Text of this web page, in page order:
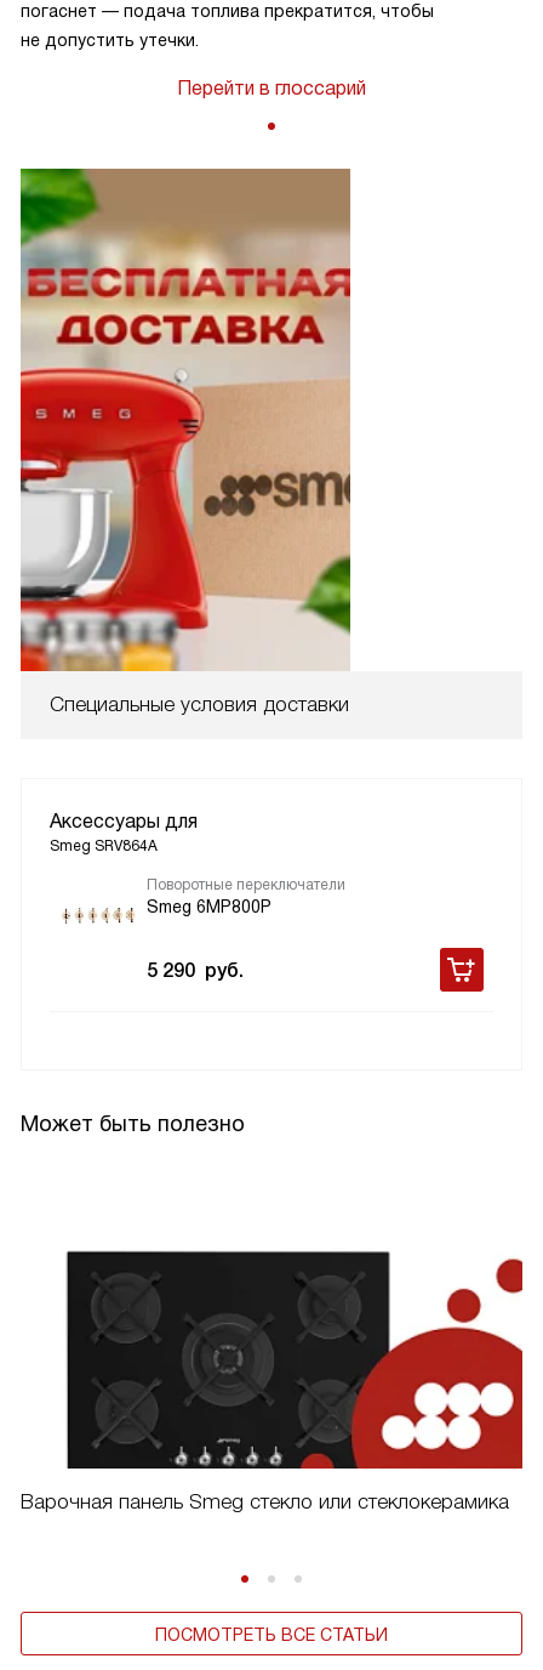
погаснет — подача топлива прекратится, чтобы
не допустить утечки.
Перейти в глоссарий
Специальные условия доставки
Аксессуары для
Smeg SRV864A
Поворотные переключатели
Smeg 6MP800P
5 290 руб.
Может быть полезно
Варочная панель Smeg стекло или стеклокерамика
ПОСМОТРЕТЬ ВСЕ СТАТЬИ